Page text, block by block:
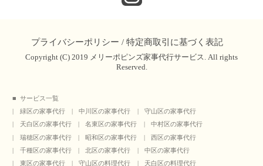
プライバシーポリシー / 特定商取引に基づく表記
Copyright (C) 2019 メリーポピンズ家事代行サービス. All rights
Reserved.
サービス一覧
緑区の家事代行
中川区の家事代行
守山区の家事代行
天白区の家事代行
名東区の家事代行
中村区の家事代行
瑞穂区の家事代行
昭和区の家事代行
西区の家事代行
千種区の家事代行
北区の家事代行
中区の家事代行
東区の家事代行
守山区の料理代行 天白区の料理代行